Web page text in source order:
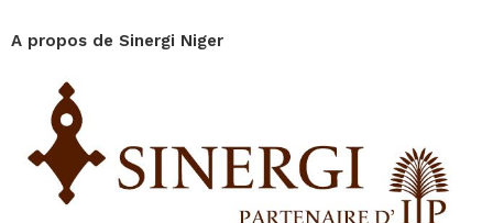
A propos de Sinergi Niger